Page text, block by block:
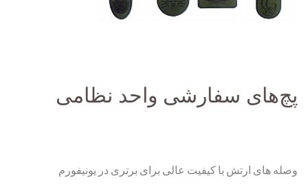
پچ‌های سفارشی واحد نظامی
وصله های ارتش با کیفیت عالی برای برتری در یونیفورم